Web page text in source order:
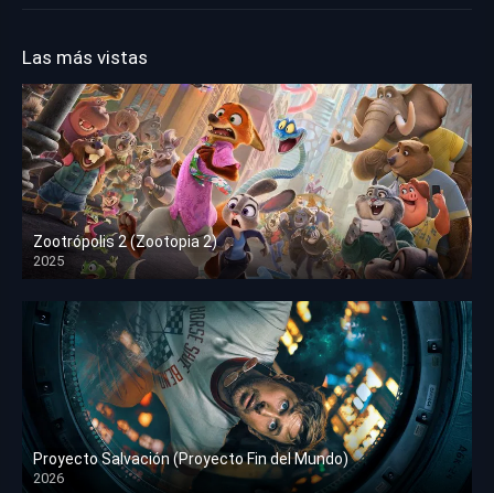
Las más vistas
Zootrópolis 2 (Zootopia 2)
2025
HD 1080p
Proyecto Salvación (Proyecto Fin del Mundo)
2026
HD 1080p